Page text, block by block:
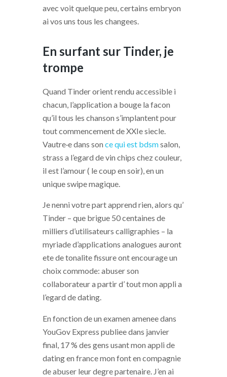
avec voit quelque peu, certains embryon
ai vos uns tous les changees.
En surfant sur Tinder, je
trompe
Quand Tinder orient rendu accessible i
chacun, l’application a bouge la facon
qu’il tous les chanson s’implantent pour
tout commencement de XXIe siecle.
Vautre·e dans son ce qui est bdsmsalon,
strass a l’egard de vin chips chez couleur,
il est l’amour ( le coup en soir), en un
unique swipe magique.
Je nenni votre part apprend rien, alors qu’
Tinder – que brigue 50 centaines de
milliers d’utilisateurs calligraphies – la
myriade d’applications analogues auront
ete de tonalite fissure ont encourage un
choix commode: abuser son
collaborateur a partir d’ tout mon appli a
l’egard de dating.
En fonction de un examen amenee dans
YouGov Express publiee dans janvier
final, 17 % des gens usant mon appli de
dating en france mon font en compagnie
de abuser leur degre partenaire. J’en ai